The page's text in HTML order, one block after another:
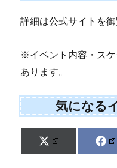
詳細は公式サイトを御
※イベント内容・ス
あります。
気になる
Share
on
X
(
F
a